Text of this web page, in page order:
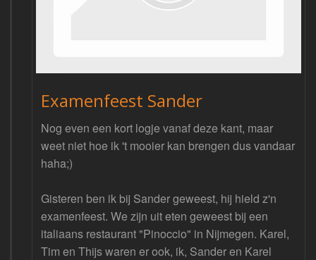
Examenfeest Sander
Nog even een kort logje vanaf deze kant, maar
weet niet hoe ik 't mooier kan brengen dus vandaar
haha;)
Gisteren ben ik bij Sander geweest, hij hield z'n
examenfeest. We zijn uit eten geweest bij een
italiaans restaurant "Pinoccio" in Nijmegen. Karel,
Tim en Thijs waren er ook, ik, Sander en Karel